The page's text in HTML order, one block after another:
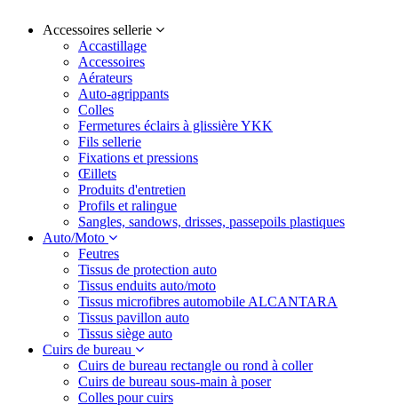
Accessoires sellerie
Accastillage
Accessoires
Aérateurs
Auto-agrippants
Colles
Fermetures éclairs à glissière YKK
Fils sellerie
Fixations et pressions
Œillets
Produits d'entretien
Profils et ralingue
Sangles, sandows, drisses, passepoils plastiques
Auto/Moto
Feutres
Tissus de protection auto
Tissus enduits auto/moto
Tissus microfibres automobile ALCANTARA
Tissus pavillon auto
Tissus siège auto
Cuirs de bureau
Cuirs de bureau rectangle ou rond à coller
Cuirs de bureau sous-main à poser
Colles pour cuirs